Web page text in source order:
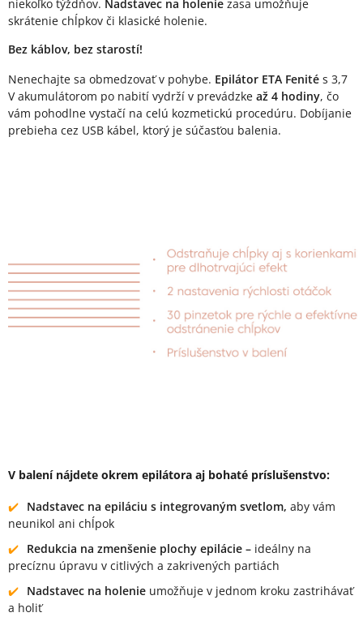
niekoľko týždňov. Nadstavec na holenie zasa umožňuje
skrátenie chĺpkov či klasické holenie.
Bez káblov, bez starostí!
Nenechajte sa obmedzovať v pohybe. Epilátor ETA Fenité s 3,7
V akumulátorom po nabití vydrží v prevádzke až 4 hodiny, čo
vám pohodlne vystačí na celú kozmetickú procedúru. Dobíjanie
prebieha cez USB kábel, ktorý je súčasťou balenia.
V balení nájdete okrem epilátora aj bohaté príslušenstvo:
Nadstavec na epiláciu s integrovaným svetlom, aby vám
neunikol ani chĺpok
Redukcia na zmenšenie plochy epilácie – ideálny na
precíznu úpravu v citlivých a zakrivených partiách
Nadstavec na holenie umožňuje v jednom kroku zastrihávať
a holiť